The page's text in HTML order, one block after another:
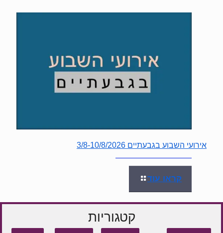
אירועי השבוע בגבעתיים 3/8-10/8/2026
קראו עוד
קטגוריות